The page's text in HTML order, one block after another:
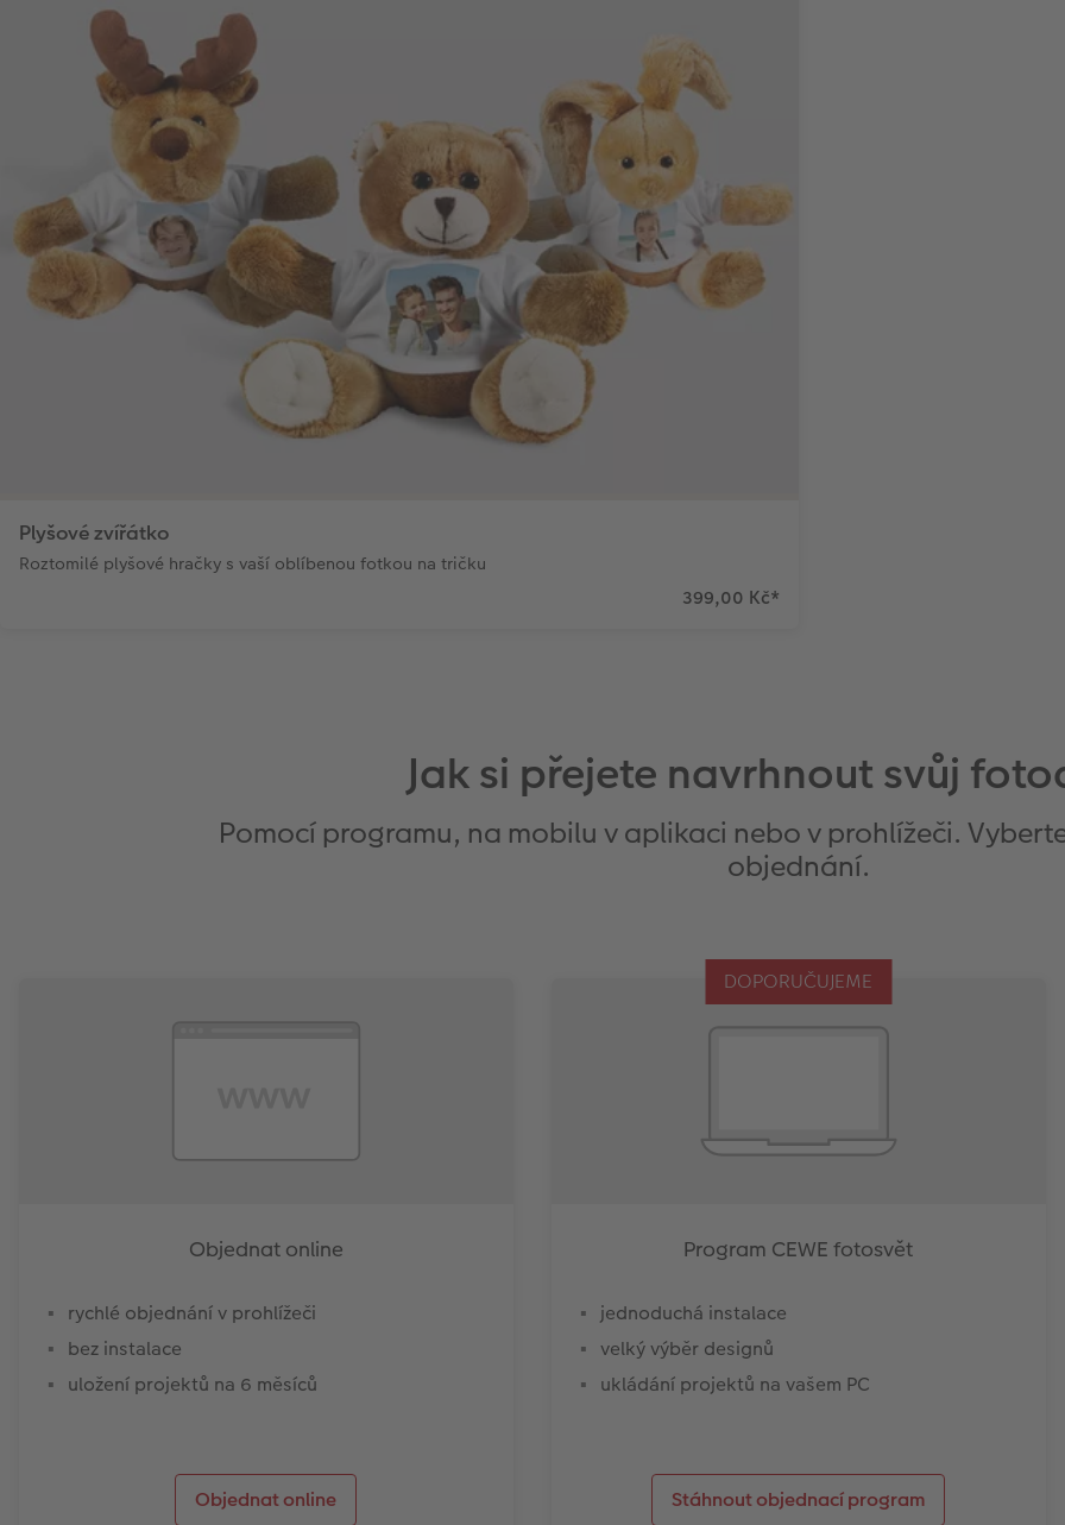
Plyšové zvířátko
Roztomilé plyšové hračky s vaší oblíbenou fotkou na tričku
399,00 Kč*
Jak si přejete navrhnout svůj
Pomocí programu, na mobilu v aplikaci nebo v prohlížeči.
objednání.
Objednat online
rychlé objednání v prohlížeči
bez instalace
uložení projektů na 6 měsíců
Objednat online
DOPORUČUJEME
Program CEWE fotosvět
jednoduchá instalace
velký výběr designů
ukládání projektů na vašem PC
Stáhnout objednací program